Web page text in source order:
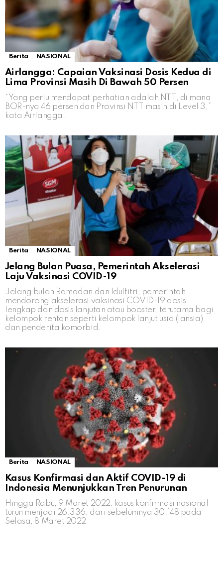
Berita NASIONAL
Airlangga: Capaian Vaksinasi Dosis Kedua di
Lima Provinsi Masih Di Bawah 50 Persen
“Yang perlu mendapat perhatian adalah NTT, di mana
BOR-nya 46 persen dan Provinsi NTT masih di Level 3,”
kata Airlangga.
Berita NASIONAL
Jelang Bulan Puasa, Pemerintah Akselerasi
Laju Vaksinasi COVID-19
Jelang bulan Ramadan dan Idulfitri, pemerintah
mendorong akselerasi vaksinasi COVID-19 dosis
lengkap dan dosis lanjutan atau booster, terutama bagi
kelompok rentan seperti kelompok lanjut usia (lansia)
dan penderita komorbid.
Berita NASIONAL
Kasus Konfirmasi dan Aktif COVID-19 di
Indonesia Menunjukkan Tren Penurunan
Hingga Rabu, 9 Maret 2022, kasus konfirmasi nasional
turun menjadi 26.336, dari sebelumnya 30.148 pada
Selasa, 8 Maret 2022